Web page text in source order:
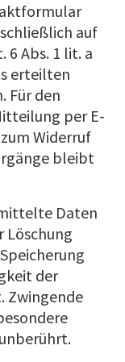
auf
Abs. 1 lit. a
erteilten
Für den
per E-
Widerruf
bleibt
Daten
Löschung
der
Zwingende